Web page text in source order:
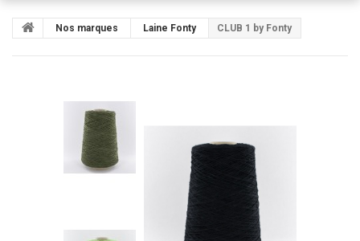
Nos marques Laine Fonty CLUB 1 by Fonty